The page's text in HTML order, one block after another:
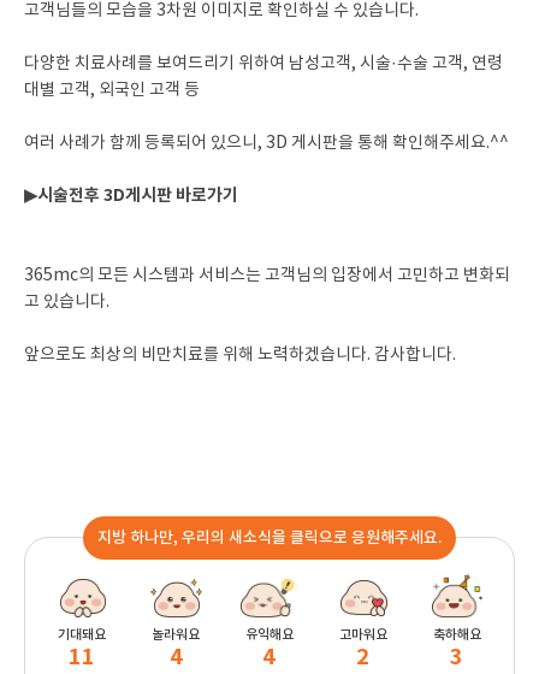
고객님들의 모습을 3차원 이미지로 확인하실 수 있습니다.
다양한 치료사례를 보여드리기 위하여 남성고객, 시술·수술 고객, 연령
대별 고객, 외국인 고객 등
여러 사례가 함께 등록되어 있으니, 3D 게시판을 통해 확인해주세요.^^
▶시술전후 3D게시판 바로가기
365mc의 모든 시스템과 서비스는 고객님의 입장에서 고민하고 변화되
고 있습니다.
앞으로도 최상의 비만치료를 위해 노력하겠습니다. 감사합니다.
지방 하나만, 우리의 새소식을 클릭으로 응원해주세요.
기대돼요
11
놀라워요
4
유익해요
4
고마워요
2
축하해요
3